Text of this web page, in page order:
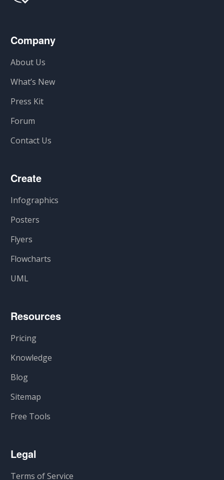
Company
About Us
What’s New
Press Kit
Forum
Contact Us
Create
Infographics
Posters
Flyers
Flowcharts
UML
Resources
Pricing
Knowledge
Blog
Sitemap
Free Tools
Legal
Terms of Service